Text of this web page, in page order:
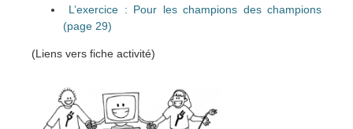
L’exercice : Pour les champions des champions
(page 29)
(Liens vers fiche activité)